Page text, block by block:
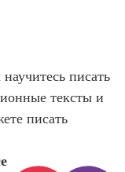
продвижение
сайтов)
Профессия
писать
тексты и
писать